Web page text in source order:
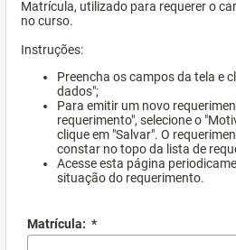
Matrícula, utilizado para requerer o
no curso.
Instruções:
Preencha os campos da tela e
dados";
Para emitir um novo
requerimento", selecione o
clique em "Salvar". O
constar no topo da lista de
Acesse esta página
situação do requerimento.
Matrícula: *